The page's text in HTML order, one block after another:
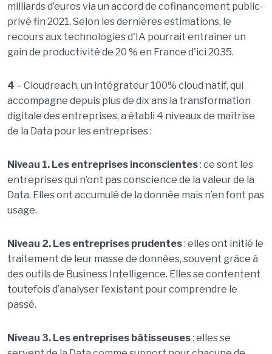
milliards d’euros via un accord de cofinancement public-
privé fin 2021. Selon les dernières estimations, le
recours aux technologies d'IA pourrait entraîner un
gain de productivité de 20 % en France d'ici 2035.
4 – Cloudreach, un intégrateur 100% cloud natif, qui
accompagne depuis plus de dix ans la transformation
digitale des entreprises, a établi 4 niveaux de maîtrise
de la Data pour les entreprises :
Niveau 1. Les entreprises inconscientes: ce sont les
entreprises qui n’ont pas conscience de la valeur de la
Data. Elles ont accumulé de la donnée mais n’en font pas
usage.
Niveau 2. Les entreprises prudentes: elles ont initié le
traitement de leur masse de données, souvent grâce à
des outils de Business Intelligence. Elles se contentent
toutefois d’analyser l’existant pour comprendre le
passé.
Niveau 3. Les entreprises bâtisseuses: elles se